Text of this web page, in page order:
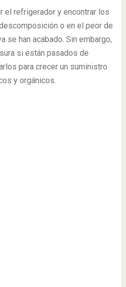
el refrigerador y encontrar los
o en el peor de
se han acabado. Sin embargo,
si están pasados de
para crecer un suministro
y orgánicos.